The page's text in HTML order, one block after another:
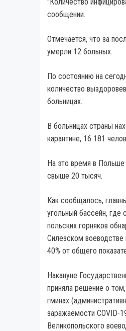
сообщении.
Отмечается, что за
умерли 12 больных.
По состоянию на
количество
больницах.
В больницах страны
карантине, 16 181
На это время в Польше
свыше 20 тысяч.
Как сообщалось,
угольный бассейн,
польских горняков
Силезском воеводстве
40% от общего
Накануне
приняла решение о
гминах
заражаемости COVID-
Великопольского